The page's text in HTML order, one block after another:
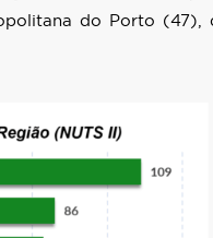
do Porto (47),